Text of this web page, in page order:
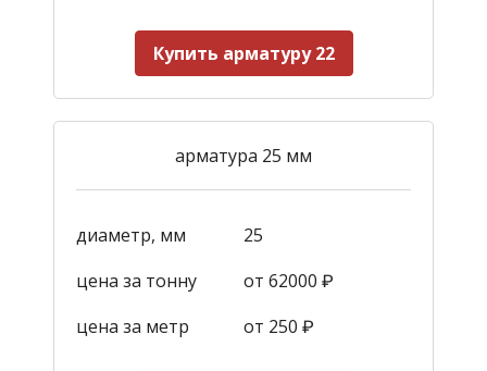
Купить арматуру 22
арматура 25 мм
диаметр, мм
25
цена за тонну
от 62000 ₽
цена за метр
от 250 ₽